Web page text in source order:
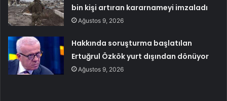
bin kişi artıran kararnameyi imzaladı
Ağustos 9, 2026
Hakkında soruşturma başlatılan
Ertuğrul Özkök yurt dışından dönüyor
Ağustos 9, 2026